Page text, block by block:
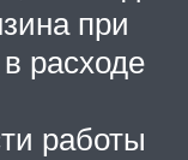
при
расходе
работы